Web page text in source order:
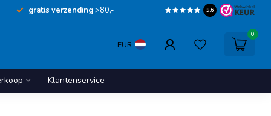
gratis verzending>80,- 9.6
EUR
0
Klantenservice